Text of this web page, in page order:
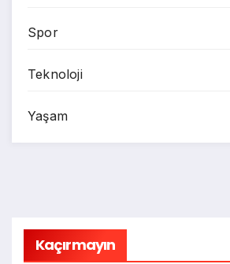
Spor
Teknoloji
Yaşam
Kaçırmayın